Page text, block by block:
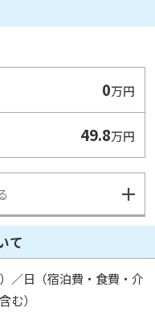
0万円
49.8万円
て
／日（宿泊費・食費・介
む）